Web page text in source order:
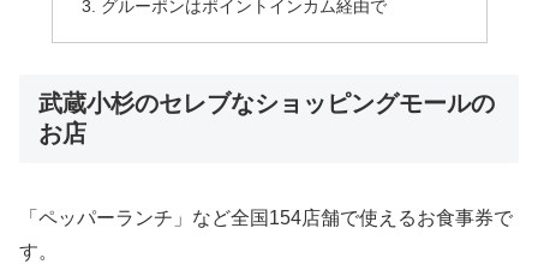
グルーポンはポイントインカム経由で
武蔵小杉のセレブなショッピングモールの
お店
「ペッパーランチ」など全国154店舗で使えるお食事券で
す。